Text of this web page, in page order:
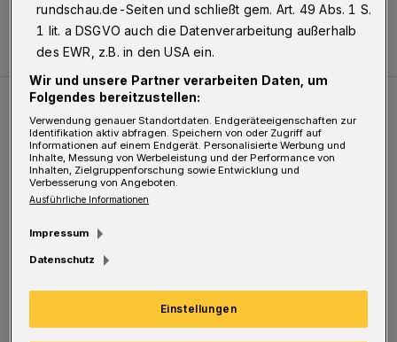
Weitere Bilderstrecken
Sommer in der Elberfelder City
rundschau.de-Seiten und schließt gem. Art. 49 Abs. 1 S.
1 lit. a DSGVO auch die Datenverarbeitung außerhalb
des EWR, z.B. in den USA ein.
Wir und unsere Partner verarbeiten Daten, um
Folgendes bereitzustellen:
Verwendung genauer Standortdaten. Endgeräteeigenschaften zur
Identifikation aktiv abfragen. Speichern von oder Zugriff auf
Informationen auf einem Endgerät. Personalisierte Werbung und
Inhalte, Messung von Werbeleistung und der Performance von
Inhalten, Zielgruppenforschung sowie Entwicklung und
Verbesserung von Angeboten.
Ausführliche Informationen
Impressum
Datenschutz
Einstellungen